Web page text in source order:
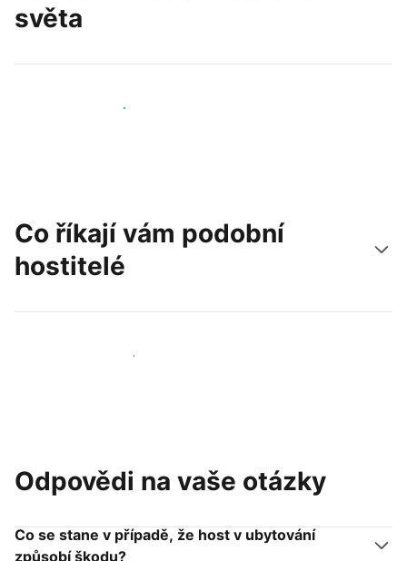
světa
Oslovit nové hosty už dnes
Co říkají vám podobní
hostitelé
Připojit se k dalším hostitelům
Odpovědi na vaše otázky
Co se stane v případě, že host v ubytování
způsobí škodu?